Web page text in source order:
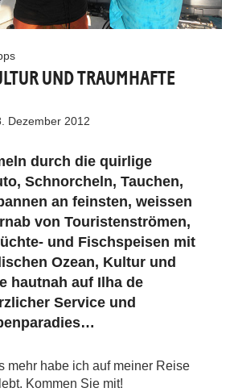
UND TRAUMHAFTE
Dezember 2012
durch die quirlige
Schnorcheln, Tauchen,
an feinsten, weissen
von Touristenströmen,
und Fischspeisen mit
Ozean, Kultur und
hautnah auf Ilha de
Service und
mehr habe ich auf meiner Reise
Kommen Sie mit!